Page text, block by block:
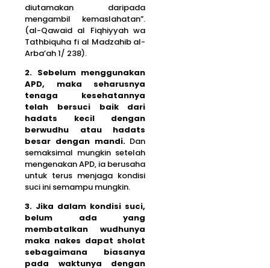
diutamakan daripada
mengambil kemaslahatan”.
(al-Qawaid al Fiqhiyyah wa
Tathbiquha fi al Madzahib al-
Arba’ah 1/ 238).
2. Sebelum menggunakan
APD, maka seharusnya
tenaga kesehatannya
telah bersuci baik dari
hadats kecil dengan
berwudhu atau hadats
besar dengan mandi.Dan
semaksimal mungkin setelah
mengenakan APD, ia berusaha
untuk terus menjaga kondisi
suci ini semampu mungkin.
3. Jika dalam kondisi suci,
belum ada yang
membatalkan wudhunya
maka nakes dapat sholat
sebagaimana biasanya
pada waktunya dengan